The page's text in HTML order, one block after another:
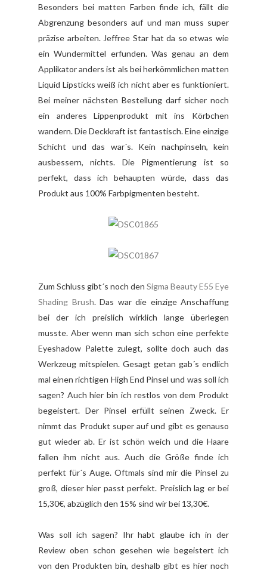
Besonders bei matten Farben finde ich, fällt die
Abgrenzung besonders auf und man muss super
präzise arbeiten. Jeffree Star hat da so etwas wie
ein Wundermittel erfunden. Was genau an dem
Applikator anders ist als bei herkömmlichen matten
Liquid Lipsticks weiß ich nicht aber es funktioniert.
Bei meiner nächsten Bestellung darf sicher noch
ein anderes Lippenprodukt mit ins Körbchen
wandern. Die Deckkraft ist fantastisch. Eine einzige
Schicht und das war´s. Kein nachpinseln, kein
ausbessern, nichts. Die Pigmentierung ist so
perfekt, dass ich behaupten würde, dass das
Produkt aus 100% Farbpigmenten besteht.
Zum Schluss gibt´s noch den Sigma Beauty E55 Eye
Shading Brush. Das war die einzige Anschaffung
bei der ich preislich wirklich lange überlegen
musste. Aber wenn man sich schon eine perfekte
Eyeshadow Palette zulegt, sollte doch auch das
Werkzeug mitspielen. Gesagt getan gab´s endlich
mal einen richtigen High End Pinsel und was soll ich
sagen? Auch hier bin ich restlos von dem Produkt
begeistert. Der Pinsel erfüllt seinen Zweck. Er
nimmt das Produkt super auf und gibt es genauso
gut wieder ab. Er ist schön weich und die Haare
fallen ihm nicht aus. Auch die Größe finde ich
perfekt für´s Auge. Oftmals sind mir die Pinsel zu
groß, dieser hier passt perfekt. Preislich lag er bei
15,30€, abzüglich den 15% sind wir bei 13,30€.
Was soll ich sagen? Ihr habt glaube ich in der
Review oben schon gesehen wie begeistert ich
von den Produkten bin, deshalb gibt es hier noch